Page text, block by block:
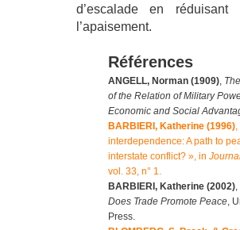
d’escalade en
l’apaisement.
Références
ANGELL, Norman (1909),
of the Relation of Military
Economic and Social
BARBIERI, Katherine (1996)
interdependence: A path to
interstate conflict? », in
vol. 33, n° 1.
BARBIERI, Katherine (2002),
Does Trade Promote Peace,
Press.